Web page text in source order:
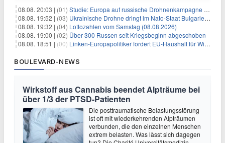
08.08. 20:03 | (01) Studie: Europa auf russische Drohnenkampagne unzureichend vorbereitet
08.08. 19:52 | (03) Ukrainische Drohne dringt im Nato-Staat Bulgarien ein
08.08. 19:32 | (04) Lottozahlen vom Samstag (08.08.2026)
08.08. 19:00 | (02) Über 300 Russen seit Kriegsbeginn abgeschoben
08.08. 18:51 | (00) Linken-Europapolitiker fordert EU-Haushalt für Wirtschaftsumbau
BOULEVARD-NEWS
Wirkstoff aus Cannabis beendet Alpträume bei
über 1/3 der PTSD-Patienten
Die posttraumatische Belastungsstörung
ist oft mit wiederkehrenden Alpträumen
verbunden, die den einzelnen Menschen
extrem belasten. Was lässt sich dagegen